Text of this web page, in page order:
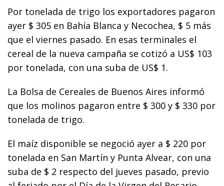
Por tonelada de trigo los exportadores pagaron
ayer $ 305 en Bahía Blanca y Necochea, $ 5 más
que el viernes pasado. En esas terminales el
cereal de la nueva campaña se cotizó a US$ 103
por tonelada, con una suba de US$ 1.
La Bolsa de Cereales de Buenos Aires informó
que los molinos pagaron entre $ 300 y $ 330 por
tonelada de trigo.
El maíz disponible se negoció ayer a $ 220 por
tonelada en San Martín y Punta Alvear, con una
suba de $ 2 respecto del jueves pasado, previo